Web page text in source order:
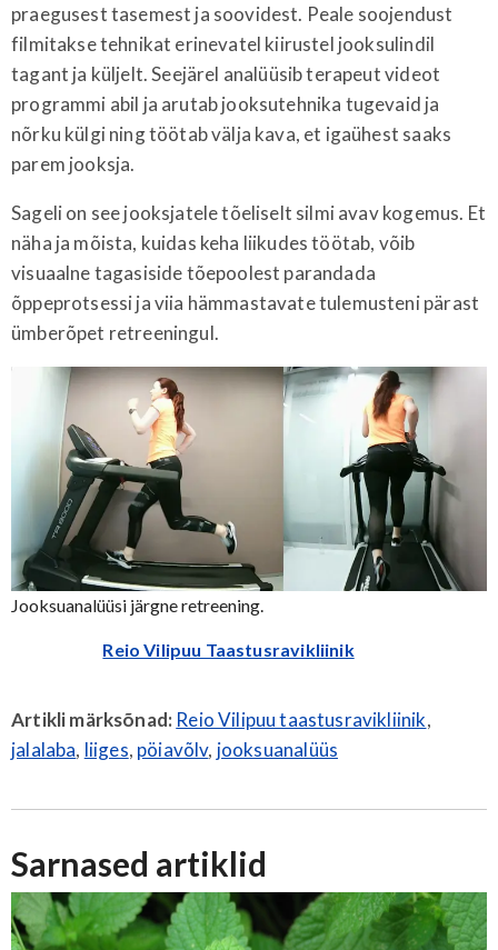
praegusest tasemest ja soovidest. Peale soojendust
filmitakse tehnikat erinevatel kiirustel jooksulindil
tagant ja küljelt. Seejärel analüüsib terapeut videot
programmi abil ja arutab jooksutehnika tugevaid ja
nõrku külgi ning töötab välja kava, et igaühest saaks
parem jooksja.
Sageli on see jooksjatele tõeliselt silmi avav kogemus. Et
näha ja mõista, kuidas keha liikudes töötab, võib
visuaalne tagasiside tõepoolest parandada
õppeprotsessi ja viia hämmastavate tulemusteni pärast
ümberõpet retreeningul.
Jooksuanalüüsi järgne retreening.
Reio Vilipuu Taastusravikliinik
Artikli märksõnad: Reio Vilipuu taastusravikliinik,
jalalaba, liiges, pöiavõlv, jooksuanalüüs
Sarnased artiklid